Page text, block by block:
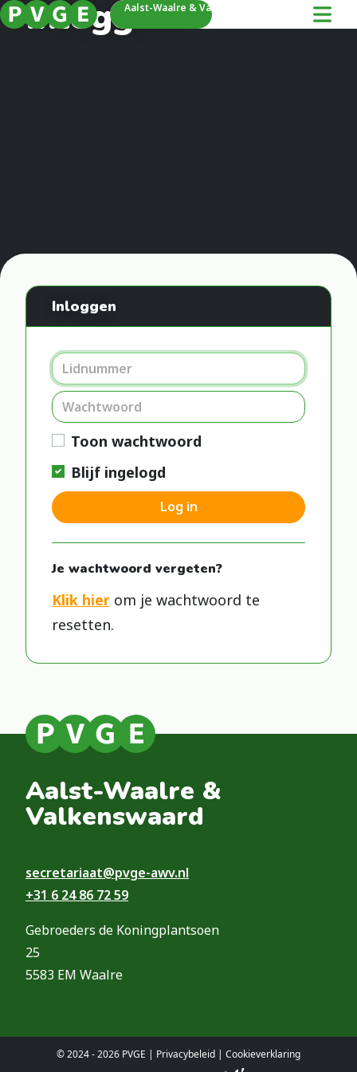
Aalst-Waalre & Valkenswaard
Inloggen
Inloggen
Toon wachtwoord
Blijf ingelogd
Log in
Je wachtwoord vergeten?
Klik hier om je wachtwoord te
resetten.
Aalst-Waalre &
Valkenswaard
secretariaat@pvge-awv.nl
+31 6 24 86 72 59
Gebroeders de Koningplantsoen
25
5583 EM Waalre
© 2024 - 2026 PVGE | Privacybeleid | Cookieverklaring